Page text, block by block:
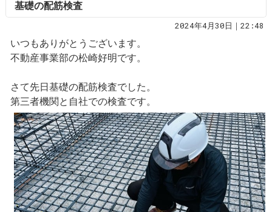
基礎の配筋検査
2024年4月30日｜22:48
いつもありがとうございます。
不動産事業部の松崎好明です。
さて先日基礎の配筋検査でした。
第三者機関と自社での検査です。